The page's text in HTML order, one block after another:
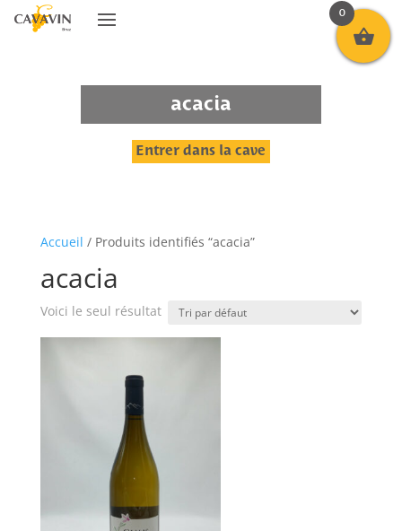
acacia
Entrer dans la cave
Accueil / Produits identifiés “acacia”
acacia
Voici le seul résultat
0